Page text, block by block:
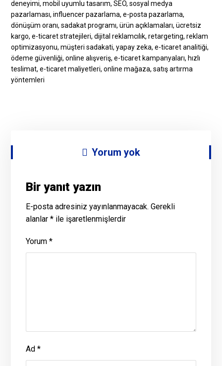
deneyimi, mobil uyumlu tasarım, SEO, sosyal medya
pazarlaması, influencer pazarlama, e-posta pazarlama,
dönüşüm oranı, sadakat programı, ürün açıklamaları, ücretsiz
kargo, e-ticaret stratejileri, dijital reklamcılık, retargeting, reklam
optimizasyonu, müşteri sadakati, yapay zeka, e-ticaret analitiği,
ödeme güvenliği, online alışveriş, e-ticaret kampanyaları, hızlı
teslimat, e-ticaret maliyetleri, online mağaza, satış artırma
yöntemleri
Yorum yok
Bir yanıt yazın
E-posta adresiniz yayınlanmayacak. Gerekli
alanlar* ile işaretlenmişlerdir
Yorum*
Ad*